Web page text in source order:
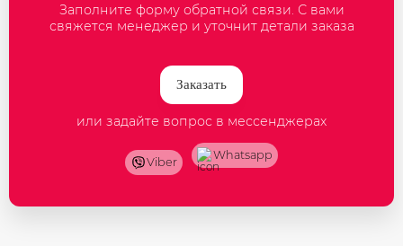
Заполните форму обратной связи. С вами
свяжется менеджер и уточнит детали заказа
Заказать
или задайте вопрос в мессенджерах
Viber
Whatsapp